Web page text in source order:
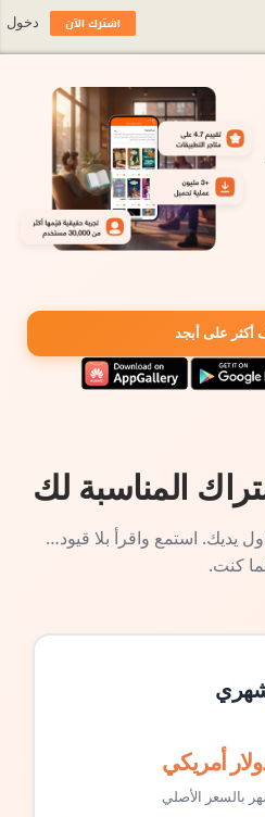
أكثر على أبجد
المناسبة لك
يديك. استمع واقرأ بلا قيود…
كنت.
أمريكي
بالسعر الأصلي
اشترك الآن دخول